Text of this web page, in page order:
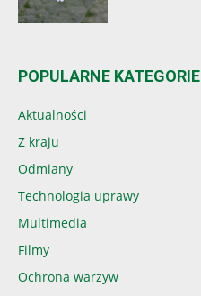
POPULARNE KATEGORIE
Aktualności
Z kraju
Odmiany
Technologia uprawy
Multimedia
Filmy
Ochrona warzyw